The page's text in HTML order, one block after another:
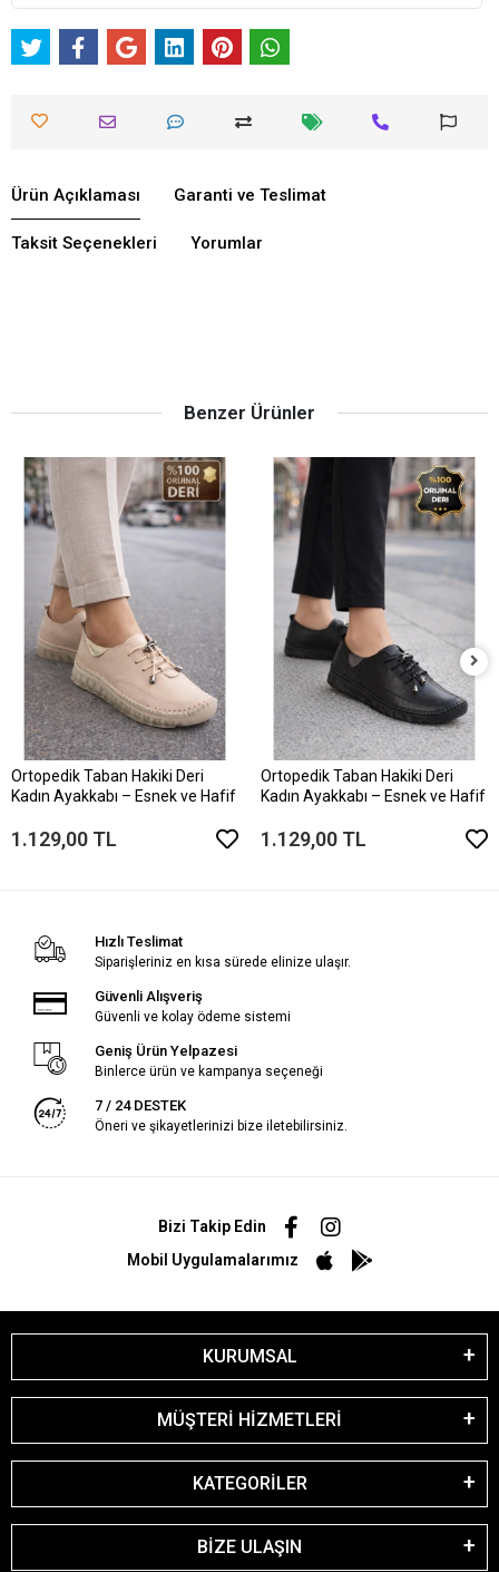
Ürün Açıklaması Garanti ve Teslimat
Taksit Seçenekleri Yorumlar
Benzer Ürünler
Ortopedik Taban Hakiki Deri
Kadın Ayakkabı – Esnek ve Hafif
1.129,00 TL
Ortopedik Taban Hakiki Deri
Kadın Ayakkabı – Esnek ve Hafif
1.129,00 TL
Hızlı Teslimat
Siparişleriniz en kısa sürede elinize ulaşır.
Güvenli Alışveriş
Güvenli ve kolay ödeme sistemi
Geniş Ürün Yelpazesi
Binlerce ürün ve kampanya seçeneği
7 / 24 DESTEK
Öneri ve şikayetlerinizi bize iletebilirsiniz.
Bizi Takip Edin
Mobil Uygulamalarımız
KURUMSAL
MÜŞTERİ HİZMETLERİ
KATEGORİLER
BİZE ULAŞIN